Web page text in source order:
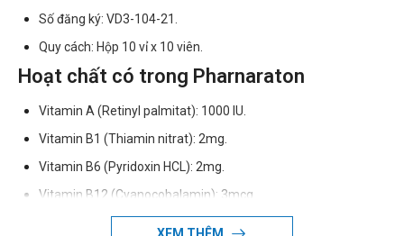
Số đăng ký: VD3-104-21.
Quy cách: Hộp 10 vỉ x 10 viên.
Hoạt chất có trong Pharnaraton
Vitamin A (Retinyl palmitat): 1000 IU.
Vitamin B1 (Thiamin nitrat): 2mg.
Vitamin B6 (Pyridoxin HCL): 2mg.
Vitamin B12 (Cyanocobalamin): 3mcg.
Magnesi (Magnesi gluconat): 1mg.